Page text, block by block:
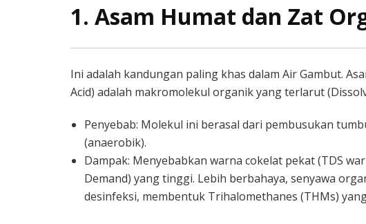
1. Asam Humat dan Zat
Ini adalah kandungan paling khas dalam Air Gambut.
Acid) adalah makromolekul organik yang terlarut
Penyebab: Molekul ini berasal dari pembusukan
(anaerobik).
Dampak: Menyebabkan warna cokelat pekat (TDS
Demand) yang tinggi. Lebih berbahaya, senyawa
desinfeksi, membentuk Trihalomethanes (THMs)